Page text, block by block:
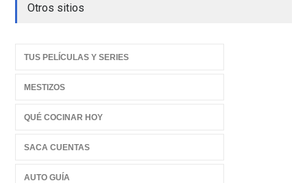
Otros sitios
TUS PELÍCULAS Y SERIES
MESTIZOS
QUÉ COCINAR HOY
SACA CUENTAS
AUTO GUÍA